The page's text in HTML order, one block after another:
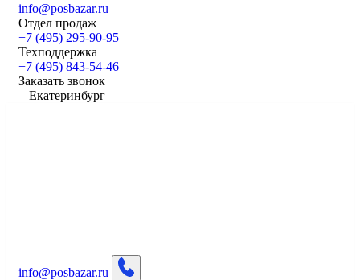
info@posbazar.ru
Отдел продаж
+7 (495) 295-90-95
Техподдержка
+7 (495) 843-54-46
Заказать звонок
Екатеринбург
info@posbazar.ru